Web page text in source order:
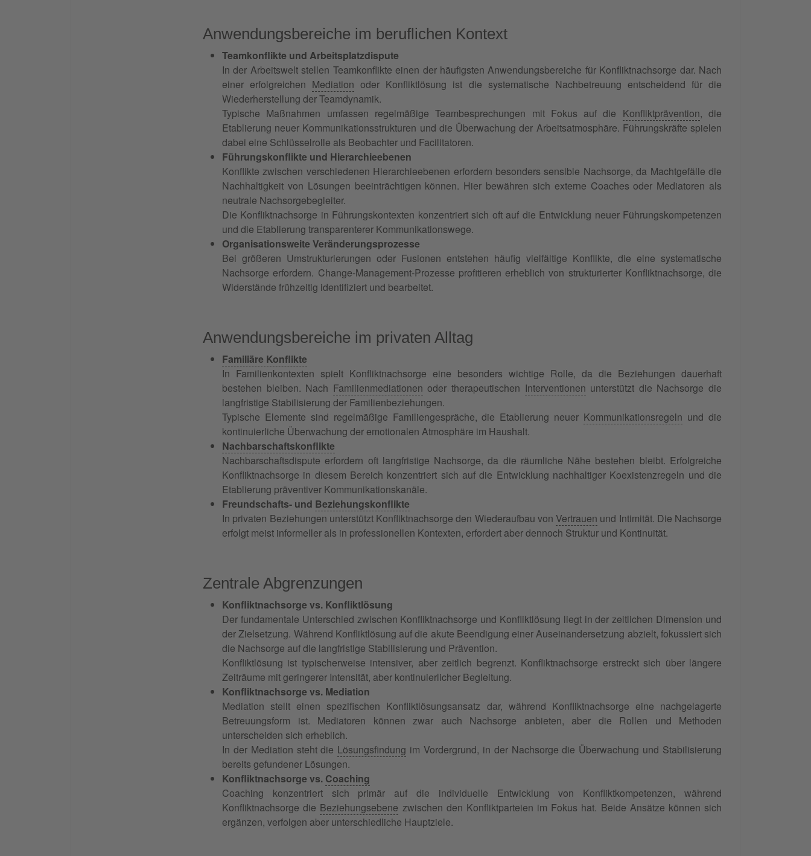
Anwendungsbereiche im beruflichen Kontext
Teamkonflikte und Arbeitsplatzdispute
In der Arbeitswelt stellen Teamkonflikte einen der häufigsten Anwendungsbereiche für Konfliktnachsorge dar. Nach
einer erfolgreichen Mediation oder Konfliktlösung ist die systematische Nachbetreuung entscheidend für die
Wiederherstellung der Teamdynamik.
Typische Maßnahmen umfassen regelmäßige Teambesprechungen mit Fokus auf die Konfliktprävention, die
Etablierung neuer Kommunikationsstrukturen und die Überwachung der Arbeitsatmosphäre. Führungskräfte spielen
dabei eine Schlüsselrolle als Beobachter und Facilitatoren.
Führungskonflikte und Hierarchieebenen
Konflikte zwischen verschiedenen Hierarchieebenen erfordern besonders sensible Nachsorge, da Machtgefälle die
Nachhaltigkeit von Lösungen beeinträchtigen können. Hier bewähren sich externe Coaches oder Mediatoren als
neutrale Nachsorgebegleiter.
Die Konfliktnachsorge in Führungskontexten konzentriert sich oft auf die Entwicklung neuer Führungskompetenzen
und die Etablierung transparenterer Kommunikationswege.
Organisationsweite Veränderungsprozesse
Bei größeren Umstrukturierungen oder Fusionen entstehen häufig vielfältige Konflikte, die eine systematische
Nachsorge erfordern. Change-Management-Prozesse profitieren erheblich von strukturierter Konfliktnachsorge, die
Widerstände frühzeitig identifiziert und bearbeitet.
Anwendungsbereiche im privaten Alltag
Familiäre Konflikte
In Familienkontexten spielt Konfliktnachsorge eine besonders wichtige Rolle, da die Beziehungen dauerhaft
bestehen bleiben. Nach Familienmediationen oder therapeutischen Interventionen unterstützt die Nachsorge die
langfristige Stabilisierung der Familienbeziehungen.
Typische Elemente sind regelmäßige Familiengespräche, die Etablierung neuer Kommunikationsregeln und die
kontinuierliche Überwachung der emotionalen Atmosphäre im Haushalt.
Nachbarschaftskonflikte
Nachbarschaftsdispute erfordern oft langfristige Nachsorge, da die räumliche Nähe bestehen bleibt. Erfolgreiche
Konfliktnachsorge in diesem Bereich konzentriert sich auf die Entwicklung nachhaltiger Koexistenzregeln und die
Etablierung präventiver Kommunikationskanäle.
Freundschafts- und Beziehungskonflikte
In privaten Beziehungen unterstützt Konfliktnachsorge den Wiederaufbau von Vertrauen und Intimität. Die Nachsorge
erfolgt meist informeller als in professionellen Kontexten, erfordert aber dennoch Struktur und Kontinuität.
Zentrale Abgrenzungen
Konfliktnachsorge vs. Konfliktlösung
Der fundamentale Unterschied zwischen Konfliktnachsorge und Konfliktlösung liegt in der zeitlichen Dimension und
der Zielsetzung. Während Konfliktlösung auf die akute Beendigung einer Auseinandersetzung abzielt, fokussiert sich
die Nachsorge auf die langfristige Stabilisierung und Prävention.
Konfliktlösung ist typischerweise intensiver, aber zeitlich begrenzt. Konfliktnachsorge erstreckt sich über längere
Zeiträume mit geringerer Intensität, aber kontinuierlicher Begleitung.
Konfliktnachsorge vs. Mediation
Mediation stellt einen spezifischen Konfliktlösungsansatz dar, während Konfliktnachsorge eine nachgelagerte
Betreuungsform ist. Mediatoren können zwar auch Nachsorge anbieten, aber die Rollen und Methoden
unterscheiden sich erheblich.
In der Mediation steht die Lösungsfindung im Vordergrund, in der Nachsorge die Überwachung und Stabilisierung
bereits gefundener Lösungen.
Konfliktnachsorge vs. Coaching
Coaching konzentriert sich primär auf die individuelle Entwicklung von Konfliktkompetenzen, während
Konfliktnachsorge die Beziehungsebene zwischen den Konfliktparteien im Fokus hat. Beide Ansätze können sich
ergänzen, verfolgen aber unterschiedliche Hauptziele.